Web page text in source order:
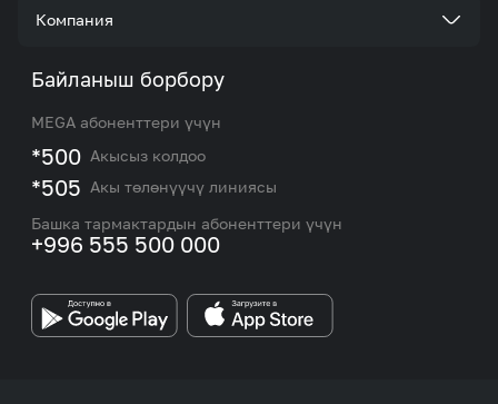
Роуминг жана эл аралык чалуулар
eSIM
Номерди тандоо
Корпоративдик кардар болуңуз
M2M
Корпоративдик жана VIP кардарлар менен иштөө
боюнча бөлүмдүн кызматкерлеринин байланыш
маалыматтары.
Компания
Биз жөнүндө
Жаңылыктар
Тармакты камтуу картасы жана тейлөө борборлору
MEGAда иште
MEGA бренди
Байланыш борбору
MEGA абоненттери үчүн
*500 Акысыз колдоо
*505 Акы төлөнүүчү линиясы
Башка тармактардын абоненттери үчүн
+996 555 500 000